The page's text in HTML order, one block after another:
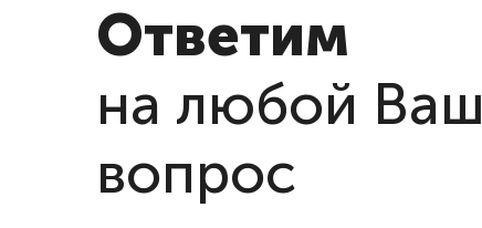
Ответим
на любой Ваш
вопрос